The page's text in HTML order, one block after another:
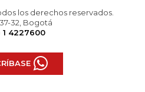
los derechos reservados.
37-32, Bogotá
1 4227600